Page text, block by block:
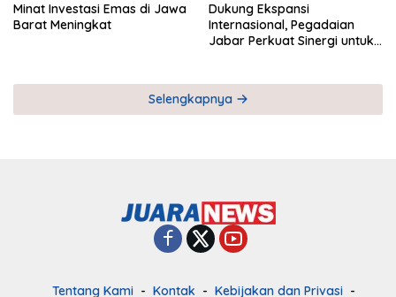
Minat Investasi Emas di Jawa
Barat Meningkat
Dukung Ekspansi
Internasional, Pegadaian
Jabar Perkuat Sinergi untuk
Selengkapnya
Tentang Kami Kontak Kebijakan dan Privasi